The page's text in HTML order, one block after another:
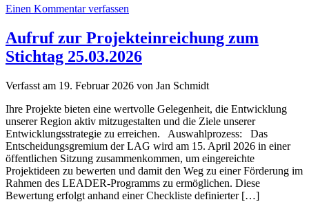
Einen Kommentar verfassen
der
8.
EG-
am
April
2026
Aufruf zur Projekteinreichung zum
Stichtag 25.03.2026
Verfasst am 19. Februar 2026 von Jan Schmidt
Ihre Projekte bieten eine wertvolle Gelegenheit, die Entwicklung
unserer Region aktiv mitzugestalten und die Ziele unserer
Entwicklungsstrategie zu erreichen. Auswahlprozess: Das
Entscheidungsgremium der LAG wird am 15. April 2026 in einer
öffentlichen Sitzung zusammenkommen, um eingereichte
Projektideen zu bewerten und damit den Weg zu einer Förderung im
Rahmen des LEADER-Programms zu ermöglichen. Diese
Bewertung erfolgt anhand einer Checkliste definierter […]